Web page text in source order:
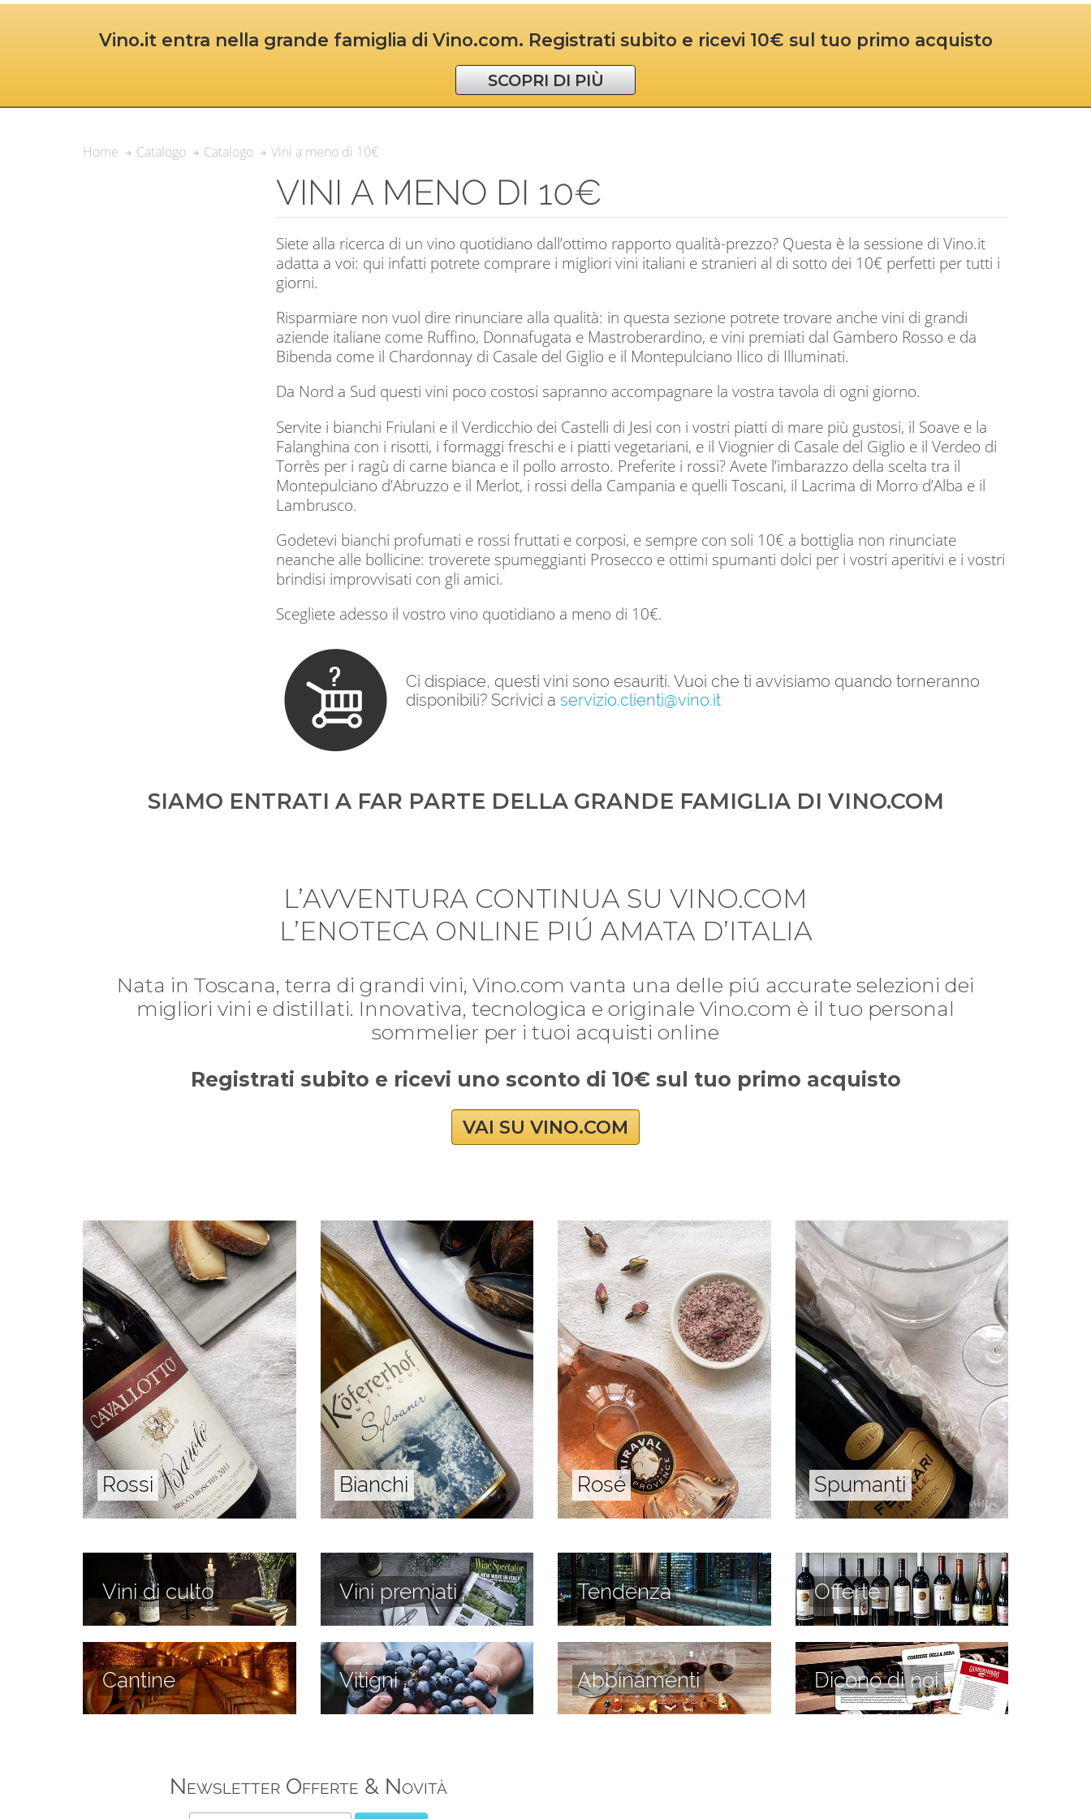
Vino.it entra nella grande famiglia di Vino.com. Registrati subito e ricevi 10€ sul tuo primo acquisto
SCOPRI DI PIÙ
Home Catalogo Catalogo Vini a meno di 10€
VINI A MENO DI 10€
Siete alla ricerca di un vino quotidiano dall’ottimo rapporto qualità-prezzo? Questa è la sessione di Vino.it
adatta a voi: qui infatti potrete comprare i migliori vini italiani e stranieri al di sotto dei 10€ perfetti per tutti i
giorni.
Risparmiare non vuol dire rinunciare alla qualità: in questa sezione potrete trovare anche vini di grandi
aziende italiane come Ruffino, Donnafugata e Mastroberardino, e vini premiati dal Gambero Rosso e da
Bibenda come il Chardonnay di Casale del Giglio e il Montepulciano Ilico di Illuminati.
Da Nord a Sud questi vini poco costosi sapranno accompagnare la vostra tavola di ogni giorno.
Servite i bianchi Friulani e il Verdicchio dei Castelli di Jesi con i vostri piatti di mare più gustosi, il Soave e la
Falanghina con i risotti, i formaggi freschi e i piatti vegetariani, e il Viognier di Casale del Giglio e il Verdeo di
Torrès per i ragù di carne bianca e il pollo arrosto. Preferite i rossi? Avete l’imbarazzo della scelta tra il
Montepulciano d’Abruzzo e il Merlot, i rossi della Campania e quelli Toscani, il Lacrima di Morro d’Alba e il
Lambrusco.
Godetevi bianchi profumati e rossi fruttati e corposi, e sempre con soli 10€ a bottiglia non rinunciate
neanche alle bollicine: troverete spumeggianti Prosecco e ottimi spumanti dolci per i vostri aperitivi e i vostri
brindisi improvvisati con gli amici.
Scegliete adesso il vostro vino quotidiano a meno di 10€.
Ci dispiace, questi vini sono esauriti. Vuoi che ti avvisiamo quando torneranno
disponibili? Scrivici a servizio.clienti@vino.it
SIAMO ENTRATI A FAR PARTE DELLA GRANDE FAMIGLIA DI VINO.COM
L’AVVENTURA CONTINUA SU VINO.COM
L’ENOTECA ONLINE PIÚ AMATA D’ITALIA
Nata in Toscana, terra di grandi vini, Vino.com vanta una delle piú accurate selezioni dei
migliori vini e distillati. Innovativa, tecnologica e originale Vino.com è il tuo personal
sommelier per i tuoi acquisti online
Registrati subito e ricevi uno sconto di 10€ sul tuo primo acquisto
VAI SU VINO.COM
Rossi Bianchi Rosé Spumanti
Vini di culto Vini premiati Tendenza Offerte
Cantine Vitigni Abbinamenti Dicono di noi
Newsletter Offerte & Novità